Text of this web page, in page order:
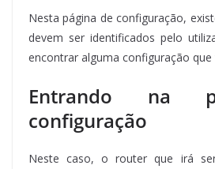
Nesta página de configuração,
devem ser identificados pelo
encontrar alguma configuração que
Entrando na
configuração
Neste caso, o router que irá